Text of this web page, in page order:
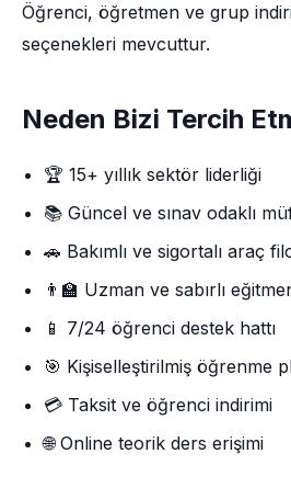
Öğrenci, öğretmen ve grup
seçenekleri mevcuttur.
Neden Bizi Tercih
🏆 15+ yıllık sektör liderliği
📚 Güncel ve sınav odaklı
🚗 Bakımlı ve sigortalı araç
👨‍🏫 Uzman ve sabırlı
📱 7/24 öğrenci destek hattı
🎯 Kişiselleştirilmiş öğrenme
💳 Taksit ve öğrenci indirimi
🌐 Online teorik ders erişimi